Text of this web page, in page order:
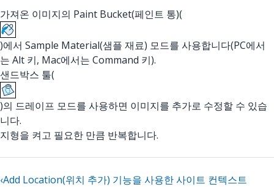
가져온 이미지의 Paint Bucket(페인트 통)(
)에서 Sample Material(샘플 재료) 모드를 사용합니다(PC에서
는 Alt 키, Mac에서는 Command 키).
샌드박스 툴(
)의 드레이프 모드를 사용하면 이미지를 추가로 수정할 수 있습
니다.
지형을 켜고 필요한 만큼 반복합니다.
‹Add Location(위치 추가) 기능을 사용한 사이트 컨텍스트